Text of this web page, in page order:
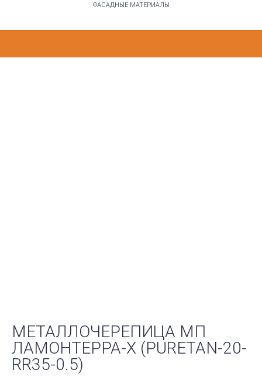
ФАСАДНЫЕ МАТЕРИАЛЫ
МЕТАЛЛОЧЕРЕПИЦА МП
ЛАМОНТЕРРА-X (PURETAN-20-
RR35-0.5)